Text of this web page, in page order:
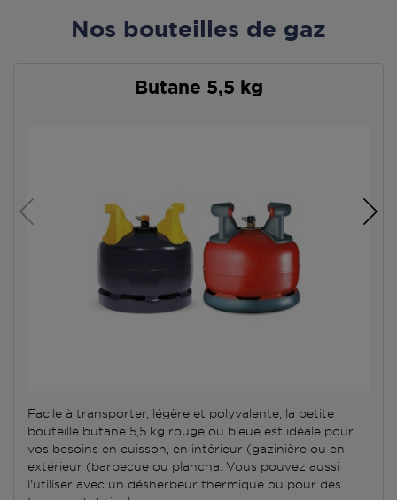
Nos bouteilles de gaz
Butane 5,5 kg
Facile à transporter, légère et polyvalente, la petite
bouteille butane 5,5 kg rouge ou bleue est idéale pour
vos besoins en cuisson, en intérieur (gazinière ou en
extérieur (barbecue ou plancha. Vous pouvez aussi
l'utiliser avec un désherbeur thermique ou pour des